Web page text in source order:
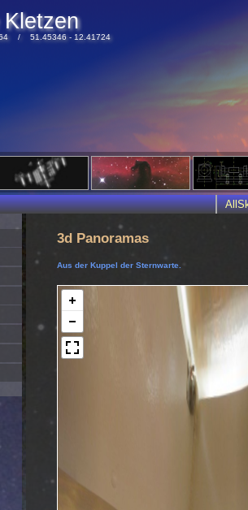
/ 51.45346 - 12.41724
3d Panoramas
Aus der Kuppel der Sternwarte.